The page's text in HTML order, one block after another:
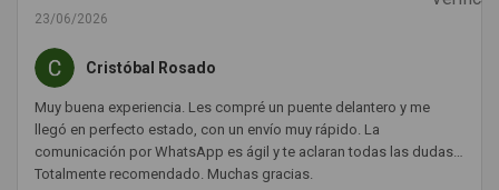
23/06/2026
Cristóbal Rosado
Muy buena experiencia. Les compré un puente delantero y me
llegó en perfecto estado, con un envío muy rápido. La
comunicación por WhatsApp es ágil y te aclaran todas las dudas.
Totalmente recomendado. Muchas gracias.